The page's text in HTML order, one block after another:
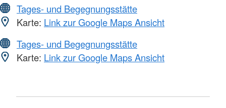
Tages- und Begegnungsstätte
Karte: Link zur Google Maps Ansicht
Tages- und Begegnungsstätte
Karte: Link zur Google Maps Ansicht